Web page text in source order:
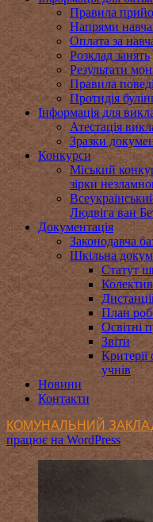
Правила
Напрями
Оплата за
Розклад занять
Результати
Правила
Протидія
Інформація для
Атестація
Зразки
Конкурси
Міський
зірки
Людвіга ван
Документація
Законодавча
Шкільна
Статут
План
Освітні
Звіти
учнів
Новини
Контакти
КОМУНАЛЬНИЙ
працює на WordPress